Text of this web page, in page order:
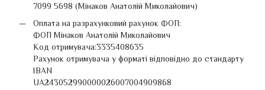
7099 5698 (Мінаков Анатолій Миколайович)
Оплата на разрахунковий рахунок ФОП:
ФОП Мінаков Анатолій Миколайович
Код отримувача:3335408635
Рахунок отримувача у форматі відповідно до стандарту
IBAN
UA243052990000026007004909868